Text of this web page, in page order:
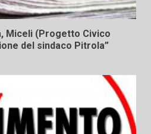
Miceli (Progetto Civico
del sindaco Pitrola”